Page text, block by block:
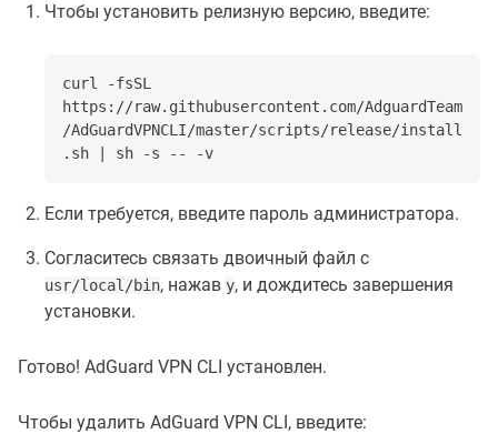
Чтобы установить релизную версию, введите:
curl -fsSL
https://raw.githubusercontent.com/AdguardTeam
/AdGuardVPNCLI/master/scripts/release/install
.sh | sh -s -- -v
Если требуется, введите пароль администратора.
Согласитесь связать двоичный файл с
usr/local/bin, нажав y, и дождитесь завершения
установки.
Готово! AdGuard VPN CLI установлен.
Чтобы удалить AdGuard VPN CLI, введите: